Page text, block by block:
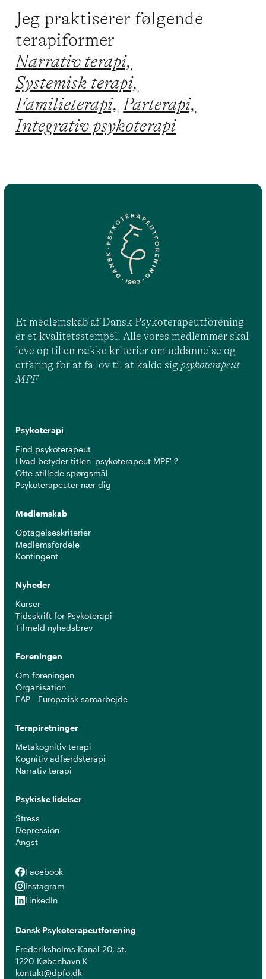
Jeg praktiserer følgende
terapiformer
Narrativ terapi,
Systemisk terapi,
Familieterapi, Parterapi,
Integrativ psykoterapi
Et medlemskab af Dansk Psykoterapeutforening
er et kvalitetsstempel. Alle vores medlemmer skal
leve op til en række kriterier om uddannelse og
erfaring for at få lov til at kalde sig psykoterapeut
MPF
Psykoterapi
Find psykoterapeut
Hvad betyder titlen 'psykoterapeut MPF' ?
Ofte stillede spørgsmål
Psykoterapeuter nær dig
Medlemskab
Optagelseskriterier
Medlemsfordele
Kontingent
Nyheder
Kurser
Tidsskrift for Psykoterapi
Tilmeld nyhedsbrev
Foreningen
Om foreningen
Organisation
EAP - Europæisk samarbejde
Terapiretninger
Metakognitiv terapi
Kognitiv adfærdsterapi
Narrativ terapi
Psykiske lidelser
Stress
Depression
Angst
Facebook
Facebook
Instagram
Instagram
LinkedIn
LinkedIn
Dansk Psykoterapeutforening
Frederiksholms Kanal 20, st.
1220 København K
kontakt@dpfo.dk